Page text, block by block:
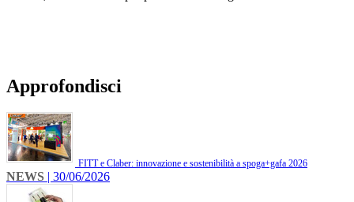
Approfondisci
FITT e Claber: innovazione e sostenibilità a spoga+gafa 2026
NEWS | 30/06/2026